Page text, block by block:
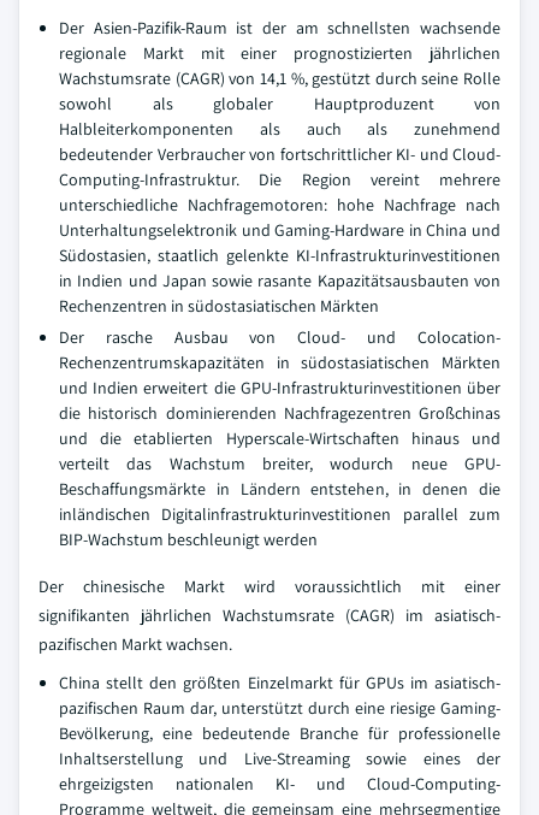
Der Asien-Pazifik-Raum ist der am schnellsten wachsende
regionale Markt mit einer prognostizierten jährlichen
Wachstumsrate (CAGR) von 14,1 %, gestützt durch seine Rolle
sowohl als globaler Hauptproduzent von
Halbleiterkomponenten als auch als zunehmend
bedeutender Verbraucher von fortschrittlicher KI- und Cloud-
Computing-Infrastruktur. Die Region vereint mehrere
unterschiedliche Nachfragemotoren: hohe Nachfrage nach
Unterhaltungselektronik und Gaming-Hardware in China und
Südostasien, staatlich gelenkte KI-Infrastrukturinvestitionen
in Indien und Japan sowie rasante Kapazitätsausbauten von
Rechenzentren in südostasiatischen Märkten
Der rasche Ausbau von Cloud- und Colocation-
Rechenzentrumskapazitäten in südostasiatischen Märkten
und Indien erweitert die GPU-Infrastrukturinvestitionen über
die historisch dominierenden Nachfragezentren Großchinas
und die etablierten Hyperscale-Wirtschaften hinaus und
verteilt das Wachstum breiter, wodurch neue GPU-
Beschaffungsmärkte in Ländern entstehen, in denen die
inländischen Digitalinfrastrukturinvestitionen parallel zum
BIP-Wachstum beschleunigt werden
Der chinesische Markt wird voraussichtlich mit einer
signifikanten jährlichen Wachstumsrate (CAGR) im asiatisch-
pazifischen Markt wachsen.
China stellt den größten Einzelmarkt für GPUs im asiatisch-
pazifischen Raum dar, unterstützt durch eine riesige Gaming-
Bevölkerung, eine bedeutende Branche für professionelle
Inhaltserstellung und Live-Streaming sowie eines der
ehrgeizigsten nationalen KI- und Cloud-Computing-
Programme weltweit, die gemeinsam eine mehrsegmentige